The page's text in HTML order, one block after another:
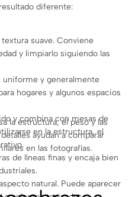
diferente:
suave. Conviene
y limpiarlo siguiendo las
y generalmente
hogares y algunos espacios
y combina con mesas de
en la estructura, el
de líneas finas y encaja bien
natural. Puede aparecer
la estructura, el peso y las
ayudan a comparar
en las fotografías.